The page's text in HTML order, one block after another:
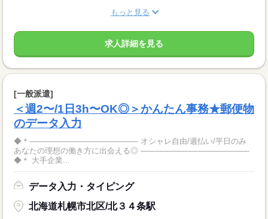
もっと見る
求人詳細を見る
[一般派遣]
＜週2〜/1日3h〜OK◎＞かんたん事務★郵便物
のデータ入力
◆＊―――――――――――――― オシャレ自由/週払い/平日のみ
あなたの理想の働き方に出会える◎ ――――――――――――――
◆＊ 大手企業...
データ入力・タイピング
北海道札幌市北区/北３４条駅